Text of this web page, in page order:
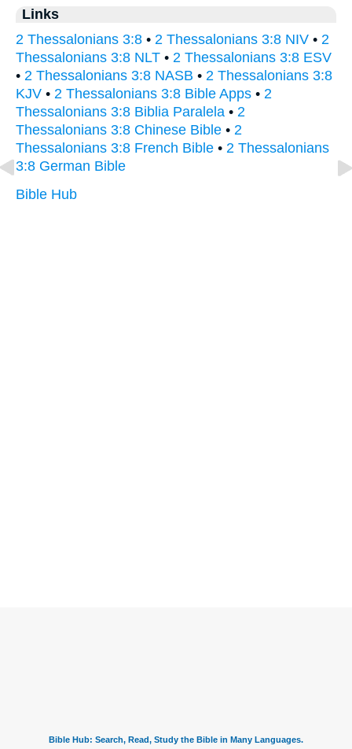
Links
2 Thessalonians 3:8 • 2 Thessalonians 3:8 NIV • 2
Thessalonians 3:8 NLT • 2 Thessalonians 3:8 ESV
• 2 Thessalonians 3:8 NASB • 2 Thessalonians 3:8
KJV • 2 Thessalonians 3:8 Bible Apps • 2
Thessalonians 3:8 Biblia Paralela • 2
Thessalonians 3:8 Chinese Bible • 2
Thessalonians 3:8 French Bible • 2 Thessalonians
3:8 German Bible
Bible Hub